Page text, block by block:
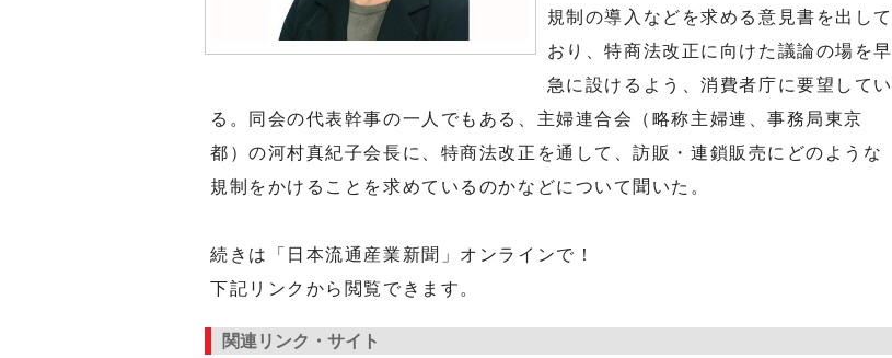
規制の導入などを求める意見書を出して
おり、特商法改正に向けた議論の場を早
急に設けるよう、消費者庁に要望してい
る。同会の代表幹事の一人でもある、主婦連合会（略称主婦連、事務局東京
都）の河村真紀子会長に、特商法改正を通して、訪販・連鎖販売にどのような
規制をかけることを求めているのかなどについて聞いた。
続きは「日本流通産業新聞」オンラインで！
下記リンクから閲覧できます。
関連リンク・サイト